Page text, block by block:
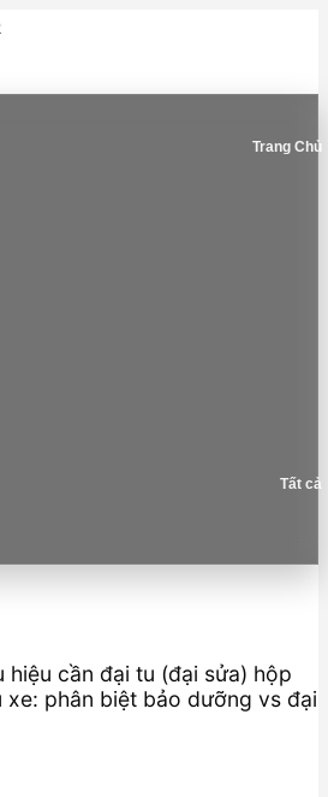
Trang Chủ
Tất cả
hiệu cần đại tu (đại sửa) hộp
xe: phân biệt bảo dưỡng vs đại